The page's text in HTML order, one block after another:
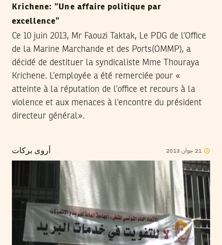
Krichene: “Une affaire politique par
excellence”
Ce 10 juin 2013, Mr Faouzi Taktak, Le PDG de l’Office
de la Marine Marchande et des Ports(OMMP), a
décidé de destituer la syndicaliste Mme Thouraya
Krichene. L’employée a été remerciée pour «
atteinte à la réputation de l’office et recours à la
violence et aux menaces à l’encontre du président
directeur général».
أروى بركات 21 جوان 2013